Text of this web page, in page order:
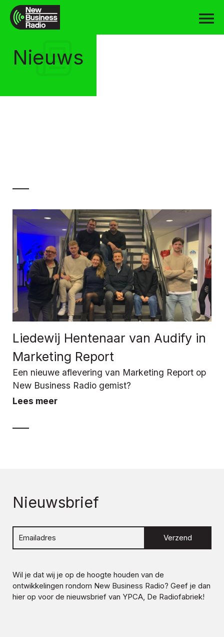
Nieuws
Liedewij Hentenaar van Audify in
Marketing Report
Een nieuwe aflevering van Marketing Report op
New Business Radio gemist?
Lees meer
Nieuwsbrief
Verzend
Wil je dat wij je op de hoogte houden van de
ontwikkelingen rondom New Business Radio? Geef je dan
hier op voor de nieuwsbrief van YPCA, De Radiofabriek!